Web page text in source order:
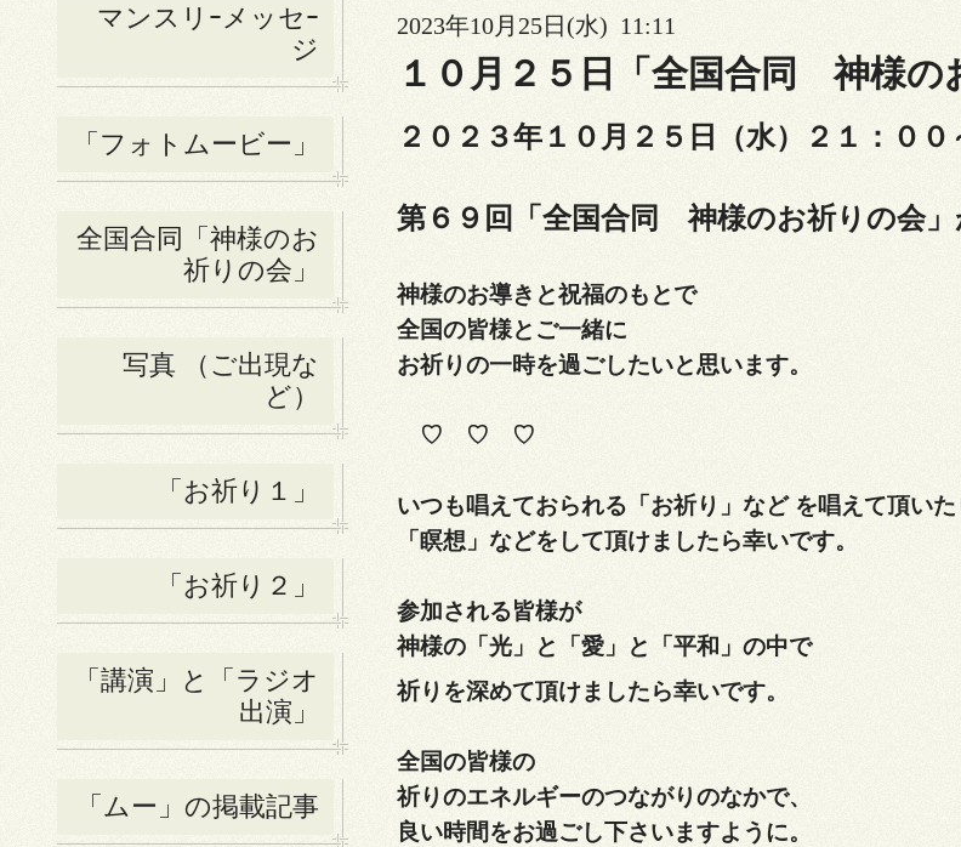
マンスリｰメッセｰ
ジ
「フォトムービー」
全国合同「神様のお
祈りの会」
写真 （ご出現な
ど）
「お祈り１」
「お祈り２」
「講演」と「ラジオ
出演」
「ムー」の掲載記事
2023年10月25日(水) 11:11
１０月２５日「全国合同 神様の
２０２３年１０ 月２５日（水）２１：００
第６９回「全国合同 神様のお祈りの会」
神様のお導きと祝福のもとで
全国の皆様とご一緒に
お祈りの一時を過ごしたいと思います。
♡ ♡ ♡
いつも唱えておられる「お祈り」など を唱えて頂いた
「瞑想」などをして頂けましたら幸いです。
参加される皆様が
神様の「光」と
「愛」と
「平和」の中で
祈りを深めて頂けましたら幸いです。
全国の皆様の
祈りのエネルギーのつながりのなかで、
良い時間をお過ごし下さいますように。